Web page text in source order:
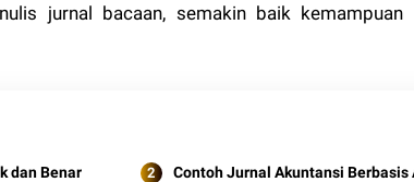
jurnal bacaan, semakin baik kemampuan
dan Benar
Contoh Jurnal Akuntansi Berbasis